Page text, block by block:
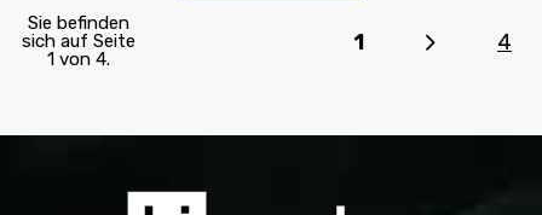
Sie befinden
sich auf Seite
1 von 4.
1 4